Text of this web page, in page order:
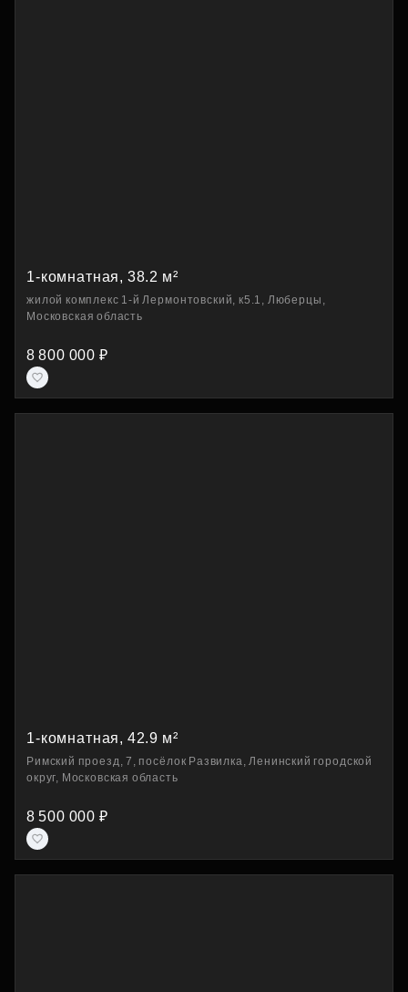
1-комнатная, 38.2 м²
жилой комплекс 1-й Лермонтовский, к5.1, Люберцы,
Московская область
8 800 000 ₽
1-комнатная, 42.9 м²
Римский проезд, 7, посёлок Развилка, Ленинский городской
округ, Московская область
8 500 000 ₽